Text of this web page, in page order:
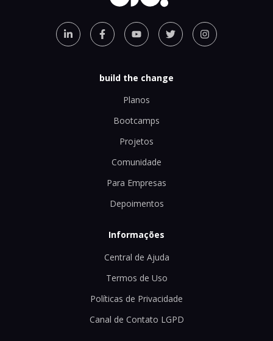
build the change
Planos
Bootcamps
Projetos
Comunidade
Para Empresas
Depoimentos
Informações
Central de Ajuda
Termos de Uso
Políticas de Privacidade
Canal de Contato LGPD